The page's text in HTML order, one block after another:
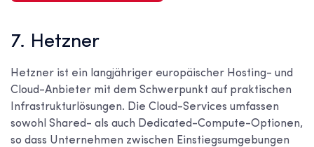
7. Hetzner
Hetzner ist ein langjähriger europäischer Hosting- und
Cloud-Anbieter mit dem Schwerpunkt auf praktischen
Infrastrukturlösungen. Die Cloud-Services umfassen
sowohl Shared- als auch Dedicated-Compute-Optionen,
so dass Unternehmen zwischen Einstiegsumgebungen